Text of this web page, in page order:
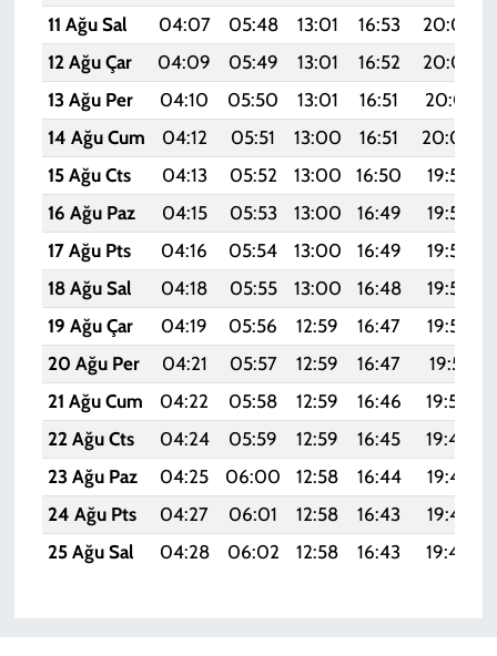
11 Ağu Sal
04:07 05:48 13:01 16:53 20:04
12 Ağu Çar
04:09 05:49 13:01 16:52 20:03
13 Ağu Per
04:10 05:50 13:01 16:51 20:01
14 Ağu Cum
04:12 05:51 13:00 16:51 20:00
15 Ağu Cts
04:13 05:52 13:00 16:50 19:59
16 Ağu Paz
04:15 05:53 13:00 16:49 19:57
17 Ağu Pts
04:16 05:54 13:00 16:49 19:56
18 Ağu Sal
04:18 05:55 13:00 16:48 19:54
19 Ağu Çar
04:19 05:56 12:59 16:47 19:53
20 Ağu Per
04:21 05:57 12:59 16:47 19:51
21 Ağu Cum
04:22 05:58 12:59 16:46 19:50
22 Ağu Cts
04:24 05:59 12:59 16:45 19:48
23 Ağu Paz
04:25 06:00 12:58 16:44 19:47
24 Ağu Pts
04:27 06:01 12:58 16:43 19:45
25 Ağu Sal
04:28 06:02 12:58 16:43 19:44